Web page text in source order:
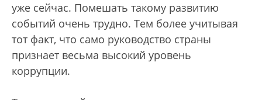
уже сейчас. Помешать такому развитию
событий очень трудно. Тем более учитывая
тот факт, что само руководство страны
признает весьма высокий уровень
коррупции.